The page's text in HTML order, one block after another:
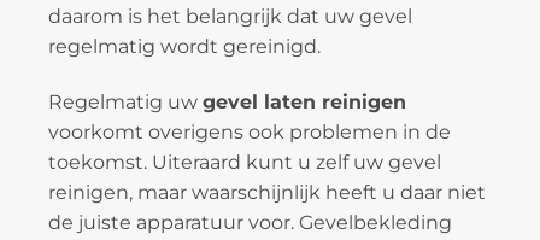
daarom is het belangrijk dat uw gevel
regelmatig wordt gereinigd.
Regelmatig uw gevel laten reinigen
voorkomt overigens ook problemen in de
toekomst. Uiteraard kunt u zelf uw gevel
reinigen, maar waarschijnlijk heeft u daar niet
de juiste apparatuur voor. Gevelbekleding